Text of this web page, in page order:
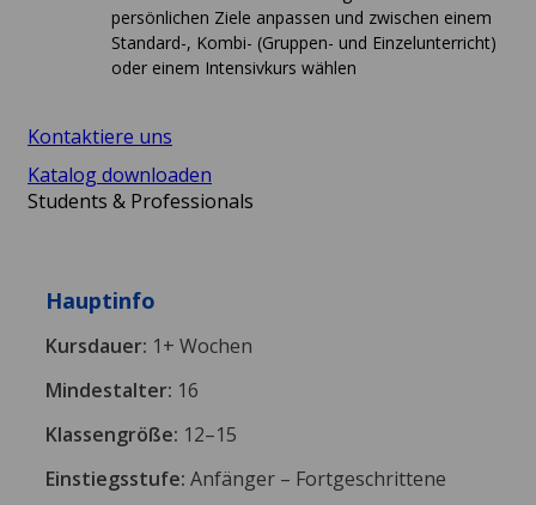
Hauptinfo
Kursdauer: 1+ Wochen
Mindestalter: 16
Klassengröße: 12–15
Einstiegsstufe: Anfänger – Fortgeschrittene
persönlichen Ziele anpassen und zwischen einem
Standard-, Kombi- (Gruppen- und Einzelunterricht)
oder einem Intensivkurs wählen
Kontaktiere uns
Katalog downloaden
Students & Professionals